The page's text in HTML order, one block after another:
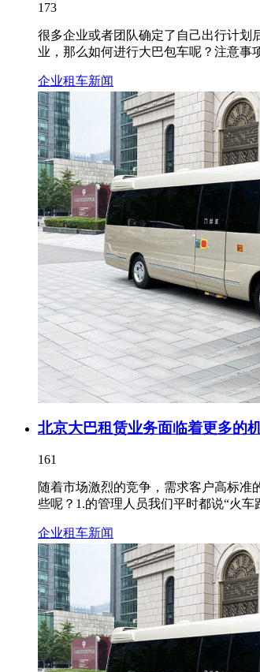
173
很多企业或者团队确定了自己出行计划
业，那么如何进行大巴包车呢？注意事
企业租车新闻
北京大巴租赁业务面临着更多的
161
随着市场激烈的竞争，需求客户高标
些呢？1.的管理人员我们平时都说“火
企业租车新闻